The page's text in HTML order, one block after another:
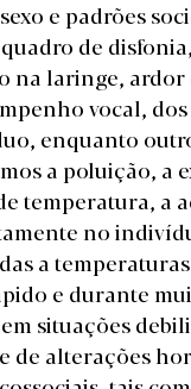
e padrões
de
na laringe,
vocal,
enquanto
a poluição, a
temperatura, a
no
a
e durante
situações
de alterações